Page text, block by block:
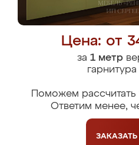
Цена: от
за 1 метр
Поможем рассчитать
Ответим менее,
ЗАКАЗАТЬ